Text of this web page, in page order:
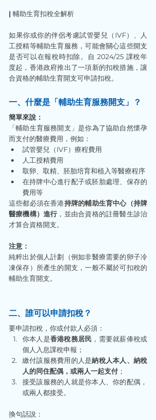
| 輔助生育扣稅全解析
如果你或你的伴侶考慮試管嬰兒（IVF）、人
工授精等輔助生育服務，可能會關心這些開支
是否可以在報稅時扣除。自 2024/25 課稅年
度起，香港政府推出了一項新的扣稅措施，讓
合資格的輔助生育開支可申請扣稅。
一、什麼是「輔助生育服務開支」？
簡單來說：
「輔助生育服務開支」是你為了協助自然懷孕
而支付的醫療費用，例如：
試管嬰兒（IVF）療程費用
人工授精費用
取卵、取精、胚胎培育和植入等醫療程序
在持牌中心進行配子或胚胎處理、保存的
費用等
這些都必須在香港持牌的輔助生育中心（持牌
醫療機構）進行，並由合資格的註冊醫生診治
才算合資格開支。
注意：
純粹出於個人計劃（例如非醫療需要的卵子冷
凍保存）所產生的開支，一般不屬於可扣稅的
輔助生育開支。
二、誰可以申請扣稅？
要申請扣稅，你或付款人必須：
你本人是香港稅務居民 ，需要就薪俸稅或
個人入息課稅申報；
繳付該服務費用的人是納稅人本人、納稅
人的同住配偶，或兩人一起支付 ；
接受該服務的人就是你本人、你的配偶，
或兩人都接受。
換句話說：